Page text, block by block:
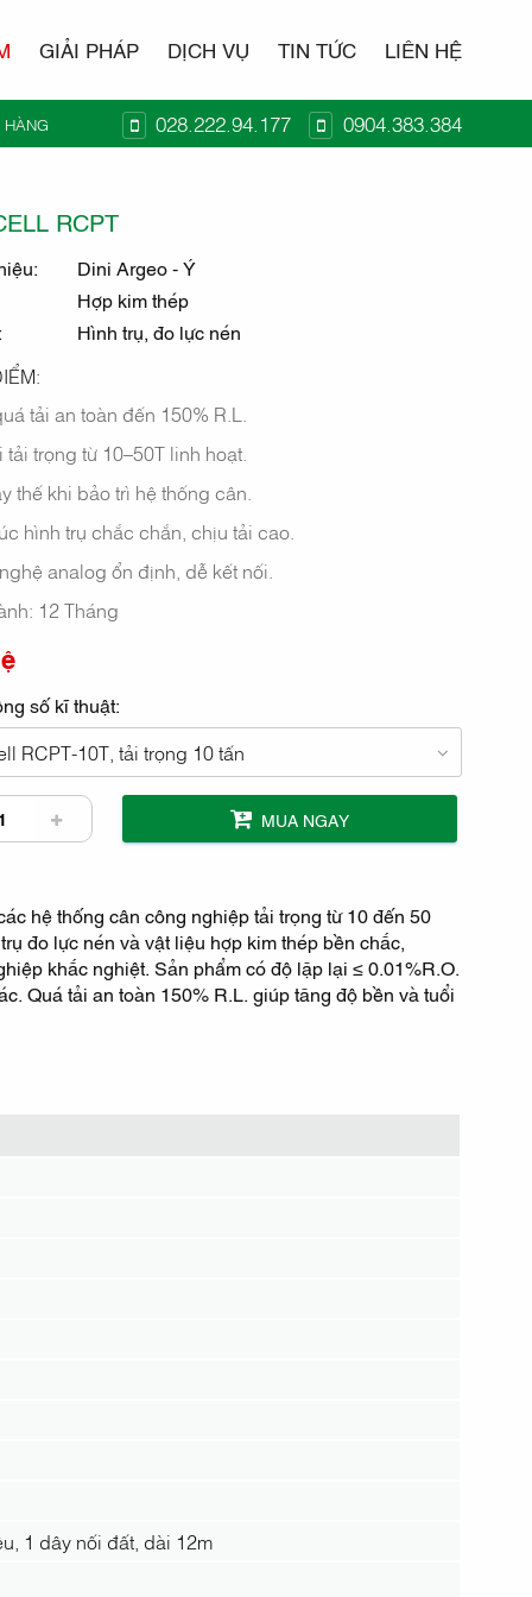
GIẢI PHÁP DỊCH VỤ TIN TỨC LIÊN HỆ
028.222.94.177 0904.383.384
TỬ
RCPT
Dini Argeo - Ý
Hợp kim thép
Hình trụ, đo lực nén
tải an toàn đến 150% R.L.
trọng từ 10–50T linh hoạt.
thế khi bảo trì hệ thống cân.
hình trụ chắc chắn, chịu tải cao.
analog ổn định, dễ kết nối.
12 Tháng
số kĩ thuật:
RCPT-10T, tải trọng 10 tấn
MUA NGAY
hệ thống cân công nghiệp tải trọng từ 10 đến 50
đo lực nén và vật liệu hợp kim thép bền chắc,
khắc nghiệt. Sản phẩm có độ lặp lại ≤ 0.01%R.O.
Quá tải an toàn 150% R.L. giúp tăng độ bền và tuổi
1 dây nối đất, dài 12m